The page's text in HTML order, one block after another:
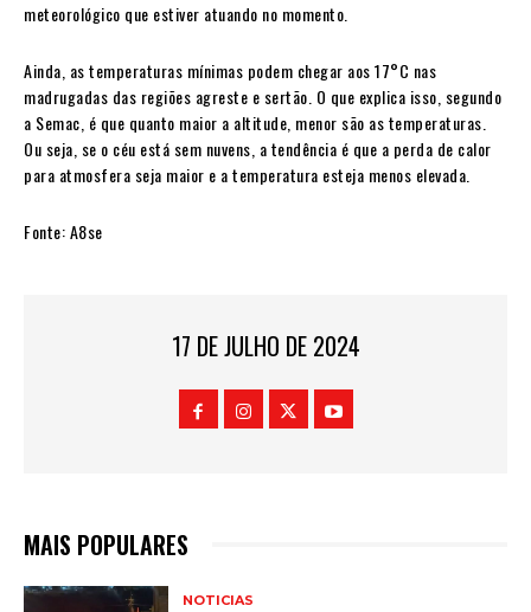
meteorológico que estiver atuando no momento.
Ainda, as temperaturas mínimas podem chegar aos 17°C nas
madrugadas das regiões agreste e sertão. O que explica isso, segundo
a Semac, é que quanto maior a altitude, menor são as temperaturas.
Ou seja, se o céu está sem nuvens, a tendência é que a perda de calor
para atmosfera seja maior e a temperatura esteja menos elevada.
Fonte: A8se
17 DE JULHO DE 2024
MAIS POPULARES
NOTICIAS